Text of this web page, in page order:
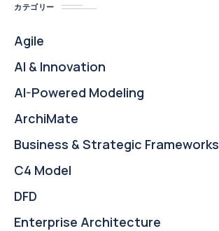
カテゴリー
Agile
AI & Innovation
AI-Powered Modeling
ArchiMate
Business & Strategic Frameworks
C4 Model
DFD
Enterprise Architecture